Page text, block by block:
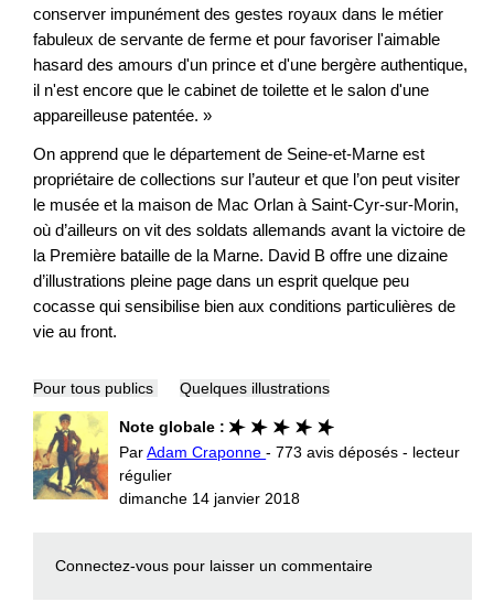
conserver impunément des gestes royaux dans le métier
fabuleux de servante de ferme et pour favoriser l'aimable
hasard des amours d'un prince et d'une bergère authentique,
il n'est encore que le cabinet de toilette et le salon d'une
appareilleuse patentée. »
On apprend que le département de Seine-et-Marne est
propriétaire de collections sur l’auteur et que l’on peut visiter
le musée et la maison de Mac Orlan à Saint-Cyr-sur-Morin,
où d’ailleurs on vit des soldats allemands avant la victoire de
la Première bataille de la Marne. David B offre une dizaine
d’illustrations pleine page dans un esprit quelque peu
cocasse qui sensibilise bien aux conditions particulières de
vie au front.
Pour tous publics Quelques illustrations
Note globale :
ParAdam Craponne- 773 avis déposés - lecteur
régulier
dimanche 14 janvier 2018
Connectez-vous pour laisser un commentaire